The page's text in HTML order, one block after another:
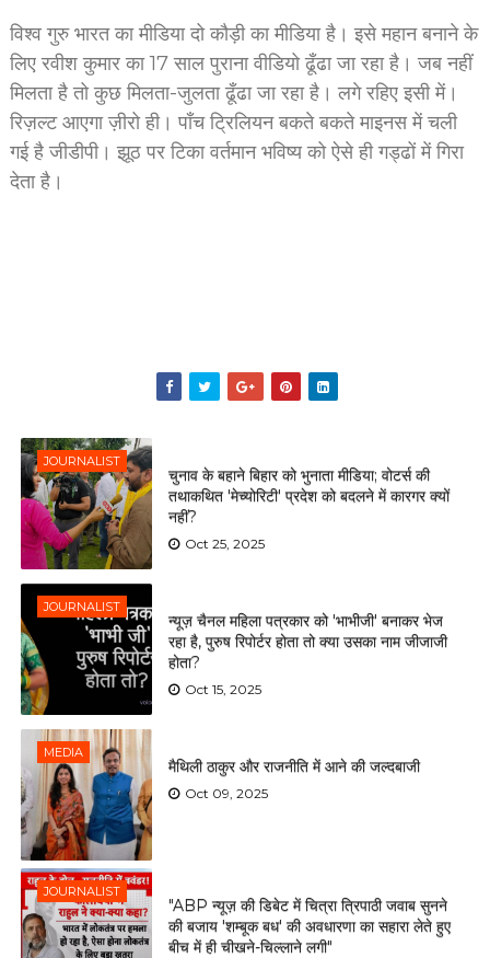
विश्व गुरु भारत का मीडिया दो कौड़ी का मीडिया है। इसे महान बनाने के
लिए रवीश कुमार का 17 साल पुराना वीडियो ढूँढा जा रहा है। जब नहीं
मिलता है तो कुछ मिलता-जुलता ढूँढा जा रहा है। लगे रहिए इसी में।
रिज़ल्ट आएगा ज़ीरो ही। पाँच ट्रिलियन बकते बकते माइनस में चली
गई है जीडीपी। झूठ पर टिका वर्तमान भविष्य को ऐसे ही गड्ढों में गिरा
देता है।
JOURNALIST
चुनाव के बहाने बिहार को भुनाता मीडिया; वोटर्स की
तथाकथित 'मेच्योरिटी' प्रदेश को बदलने में कारगर क्यों
नहीं?
Oct 25, 2025
JOURNALIST
न्यूज़ चैनल महिला पत्रकार को 'भाभीजी' बनाकर भेज
रहा है, पुरुष रिपोर्टर होता तो क्या उसका नाम जीजाजी
होता?
Oct 15, 2025
MEDIA
मैथिली ठाकुर और राजनीति में आने की जल्दबाजी
Oct 09, 2025
JOURNALIST
"ABP न्यूज़ की डिबेट में चित्रा त्रिपाठी जवाब सुनने
की बजाय 'शम्बूक बध' की अवधारणा का सहारा लेते हुए
बीच में ही चीखने-चिल्लाने लगी"